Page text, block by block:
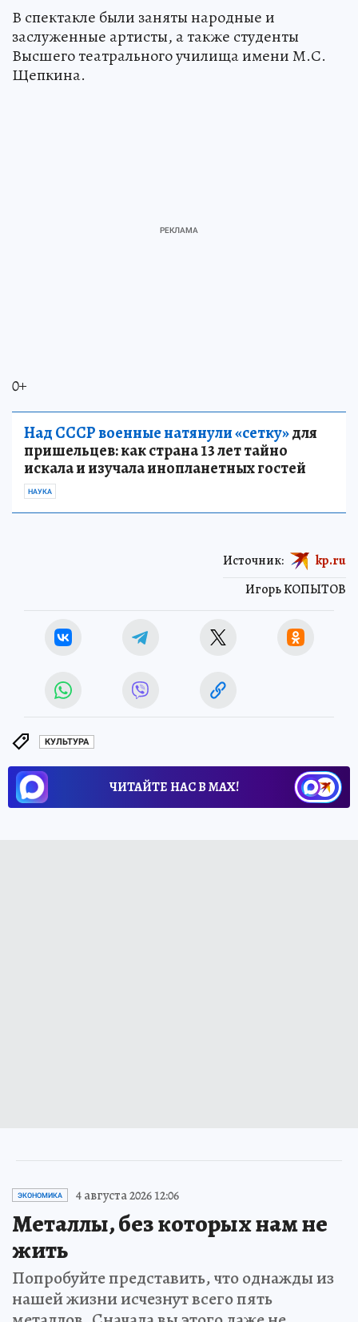
В спектакле были заняты народные и
заслуженные артисты, а также студенты
Высшего театрального училища имени М.С.
Щепкина.
0+
Над СССР военные натянули «сетку»для
пришельцев: как страна 13 лет тайно
искала и изучала инопланетных гостей
НАУКА
Игорь КОПЫТОВ
Источник: kp.ru
КУЛЬТУРА
ЧИТАЙТЕ НАС В МАХ!
ЭКОНОМИКА 4 августа 2026 12:06
Металлы, без которых нам не
жить
Попробуйте представить, что однажды из
нашей жизни исчезнут всего пять